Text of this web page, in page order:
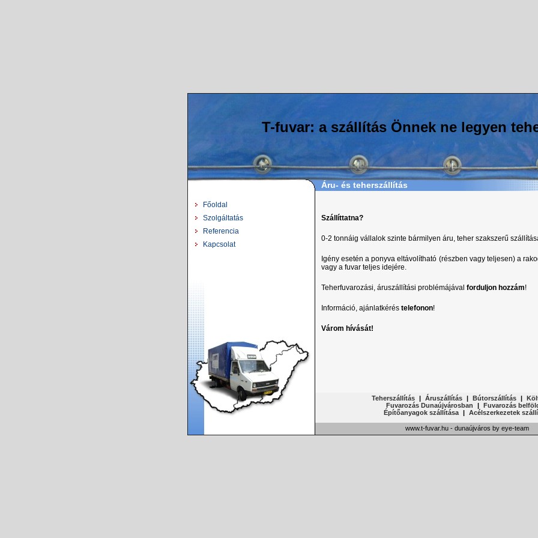
T-fuvar: a szállítás Önnek ne legyen
Főoldal
Szolgáltatás
Referencia
Kapcsolat
Áru- és teherszállítás
Szállíttatna?
0-2 tonnáig vállalok szinte bármilyen áru, teher szakszerű
Igény esetén a ponyva eltávolítható (részben vagy teljesen) a
vagy a fuvar teljes idejére.
Teherfuvarozási, áruszállítási problémájával forduljon hozzám!
Információ, ajánlatkérés telefonon!
Várom hívását!
Teherszállítás | Áruszállítás | Bútorszállítás |
Fuvarozás Dunaújvárosban
| Fuvarozás
Építőanyagok szállítása
| Acélszerkezetek
www.t-fuvar.hu - dunaújváros by eye-team